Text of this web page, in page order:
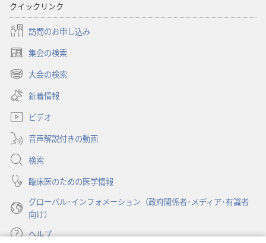
クイックリンク
訪問のお申し込み
集会の検索
（新
し
タ
で
開
く）
大会の検索
（新
し
い
タ
ブ
で
開
く）
新着情報
ビデオ
音声解説付きの動画
検索
臨床医のための医学情報
グローバル･インフォメーション（政府関係者･メディア･有識者
向け）
ヘルプ